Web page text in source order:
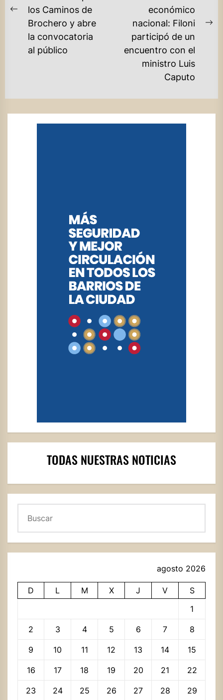
Previous
post:
los Caminos de
Brochero y abre
la convocatoria
al público
económico
nacional: Filoni
participó de un
encuentro con el
ministro Luis
Caputo
TODAS NUESTRAS NOTICIAS
agosto 2026
D L M X J V
S
1
2 3 4 5 6 7 8
9 10 11 12 13 14 15
16 17 18 19 20 21 22
23 24 25 26 27 28 29